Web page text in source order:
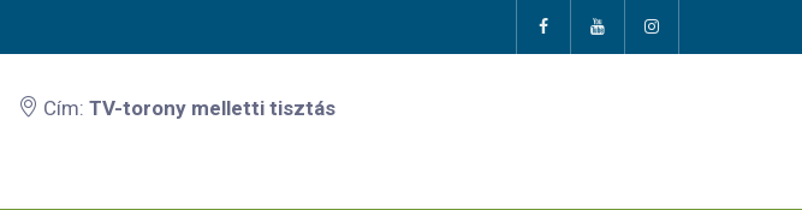
Cím: TV-torony melletti tisztás